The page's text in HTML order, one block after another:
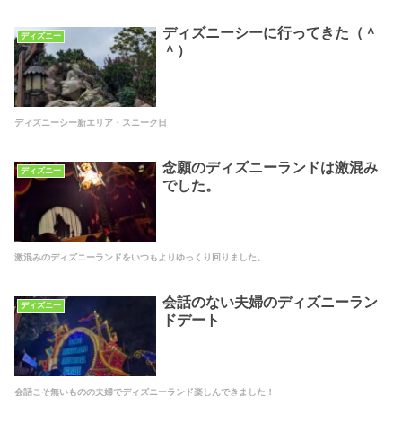
ディズニー
ディズニーシーに行ってきた（＾
＾）
ディズニーシー新エリア・スニーク日
ディズニー
念願のディズニーランドは激混み
でした。
激混みのディズニーランドをいつもよりゆっくり回りました。
ディズニー
会話のない夫婦のディズニーラン
ドデート
会話こそ無いものの夫婦でディズニーランド楽しんできました！